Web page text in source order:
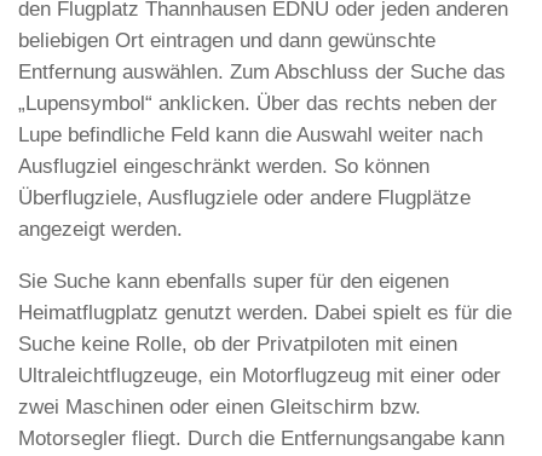
den Flugplatz Thannhausen EDNU oder jeden anderen
beliebigen Ort eintragen und dann gewünschte
Entfernung auswählen. Zum Abschluss der Suche das
„Lupensymbol“ anklicken. Über das rechts neben der
Lupe befindliche Feld kann die Auswahl weiter nach
Ausflugziel eingeschränkt werden. So können
Überflugziele, Ausflugziele oder andere Flugplätze
angezeigt werden.
Sie Suche kann ebenfalls super für den eigenen
Heimatflugplatz genutzt werden. Dabei spielt es für die
Suche keine Rolle, ob der Privatpiloten mit einen
Ultraleichtflugzeuge, ein Motorflugzeug mit einer oder
zwei Maschinen oder einen Gleitschirm bzw.
Motorsegler fliegt. Durch die Entfernungsangabe kann